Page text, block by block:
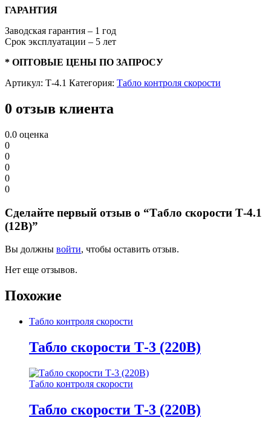
ГАРАНТИЯ
Заводская гарантия – 1 год
Срок эксплуатации – 5 лет
* ОПТОВЫЕ ЦЕНЫ ПО ЗАПРОСУ
Артикул: Т-4.1 Категория: Табло контроля скорости
0 отзыв клиента
0.0 оценка
0
0
0
0
0
Сделайте первый отзыв о “Табло скорости Т-4.1
(12В)”
Вы должны войти, чтобы оставить отзыв.
Нет еще отзывов.
Похожие
Табло контроля скорости
Табло скорости Т-3 (220В)
Табло контроля скорости
Табло скорости Т-3 (220В)